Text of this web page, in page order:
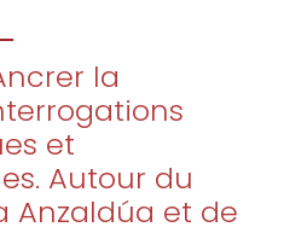
la
et
Autour du
Anzaldúa et de